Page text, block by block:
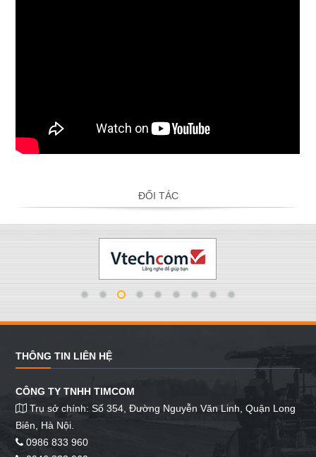
ĐỐI TÁC
THÔNG TIN LIÊN HỆ
CÔNG TY TNHH TIMCOM
Trụ sở chính: Số 354, Đường Nguyễn Văn Linh, Quận Long
Biên, Hà Nội.
0986 833 960